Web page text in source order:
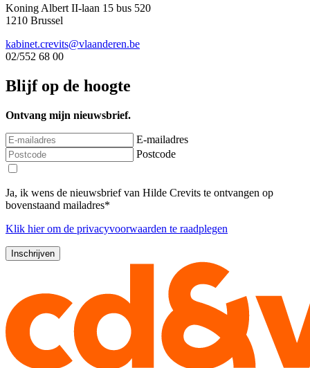
Koning Albert II-laan 15 bus 520
1210 Brussel
kabinet.crevits@vlaanderen.be
02/552 68 00
Blijf op de hoogte
Ontvang mijn nieuwsbrief.
E-mailadres
Postcode
Ja, ik wens de nieuwsbrief van Hilde Crevits te ontvangen op
bovenstaand mailadres*
Klik hierom de privacyvoorwaarden te raadplegen